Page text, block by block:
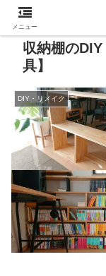
収納棚の
具】
DIY・リメイク
メニュー